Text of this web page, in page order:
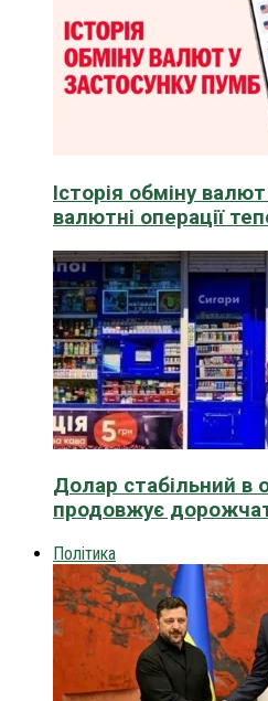
Історія обміну
валютні операції
Долар стабільний в
продовжує
Політика